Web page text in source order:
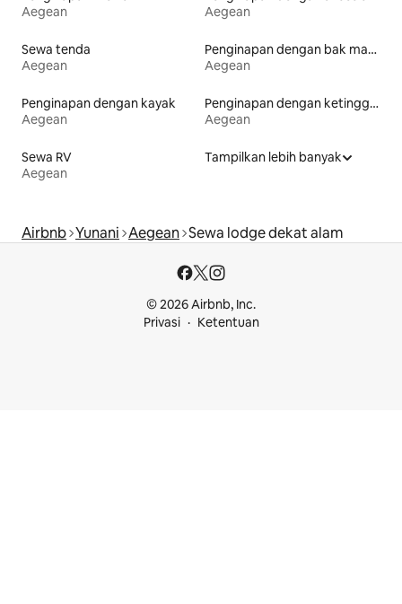
Aegean
Aegean
Sewa tenda
Aegean
Penginapan dengan bak mandi air panas
Aegean
Penginapan dengan kayak
Aegean
Penginapan dengan ketinggian toilet yang aksesibel
Aegean
Sewa RV
Aegean
Tampilkan lebih banyak
Airbnb Yunani Aegean Sewa lodge dekat alam
© 2026 Airbnb, Inc.
Privasi
Ketentuan